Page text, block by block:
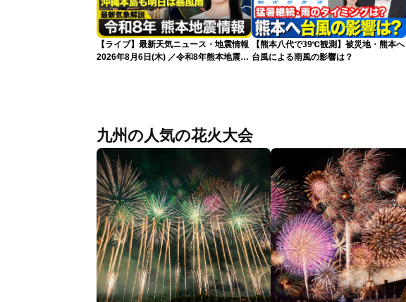
【ライブ】最新天気ニュース・地震情報
2026年8月6日(木) ／令和8年熊本地震情
【熊本八代で39℃観測】被災地・熊本へ
台風による雨風の影響は？
九州の人気の花火大会